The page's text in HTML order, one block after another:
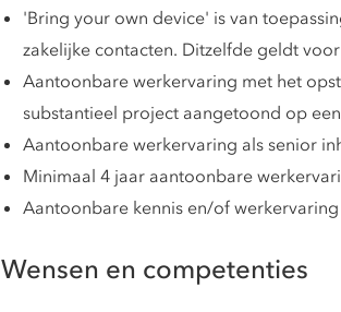
'Bring your own device' is van
zakelijke contacten. Ditzelfde geldt
Aantoonbare werkervaring met het
substantieel project aangetoond op
Aantoonbare werkervaring als senior
Minimaal 4 jaar aantoonbare
Aantoonbare kennis en/of
Wensen en competenties